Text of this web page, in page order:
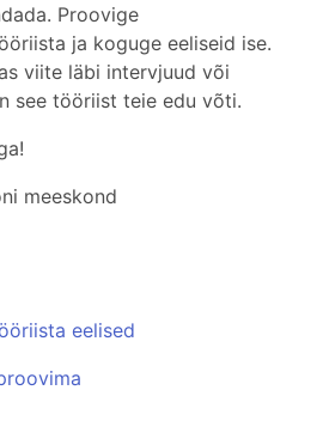
Proovige
ja koguge eeliseid ise.
viite läbi intervjuud või
see tööriist teie edu võti.
meeskond
eelised